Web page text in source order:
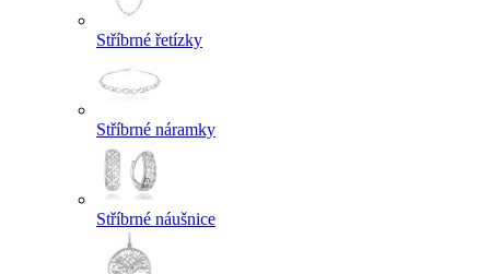
Stříbrné řetízky
Stříbrné náramky
Stříbrné náušnice